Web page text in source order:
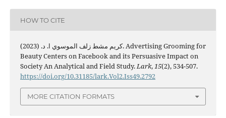
HOW TO CITE
كريم مشط زلف الموسوي ا. د. (2023). Advertising Grooming for
Beauty Centers on Facebook and its Persuasive Impact on
Society An Analytical and Field Study.Lark,15(2), 534-507.
https://doi.org/10.31185/lark.Vol2.Iss49.2792
MORE CITATION FORMATS